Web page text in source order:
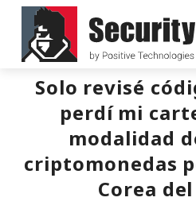
Solo revisé
perdí mi
modalidad
criptomonedas
Corea